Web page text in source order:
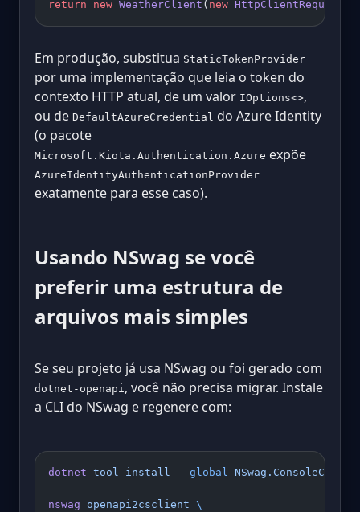
return new WeatherClient ( new
Em produção, substitua StaticTokenProvider
por uma implementação que leia o token do
contexto HTTP atual, de um valor IOptions<>,
ou de DefaultAzureCredential do Azure Identity
(o pacote
Microsoft.Kiota.Authentication.Azure expõe
AzureIdentityAuthenticationProvider
exatamente para esse caso).
Usando NSwag se você
preferir uma estrutura de
arquivos mais simples
Se seu projeto já usa NSwag ou foi gerado com
dotnet-openapi, você não precisa migrar. Instale
a CLI do NSwag e regenere com:
dotnet tool install --global NSwag.ConsoleCore
nswag openapi2csclient \